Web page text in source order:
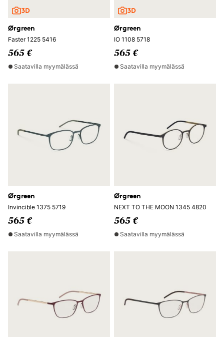
Ørgreen
Faster 1225 5416
565 €
Saatavilla myymälässä
Ørgreen
IO 1108 5718
565 €
Saatavilla myymälässä
Ørgreen
Invincible 1375 5719
565 €
Saatavilla myymälässä
Ørgreen
NEXT TO THE MOON 1345 4820
565 €
Saatavilla myymälässä